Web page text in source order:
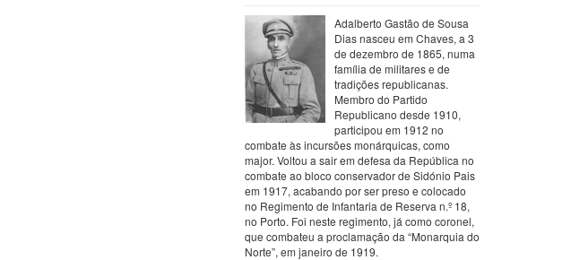
Adalberto Gastão de Sousa
Dias nasceu em Chaves, a 3
de dezembro de 1865, numa
família de militares e de
tradições republicanas.
Membro do Partido
Republicano desde 1910,
participou em 1912 no
combate às incursões monárquicas, como
major. Voltou a sair em defesa da República no
combate ao bloco conservador de Sidónio Pais
em 1917, acabando por ser preso e colocado
no Regimento de Infantaria de Reserva n.º 18,
no Porto. Foi neste regimento, já como coronel,
que combateu a proclamação da “Monarquia do
Norte”, em janeiro de 1919.